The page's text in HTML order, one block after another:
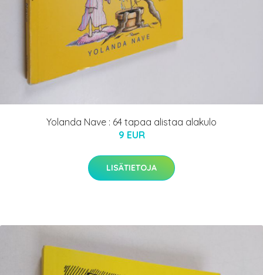
Yolanda Nave : 64 tapaa alistaa alakulo
9 EUR
LISÄTIETOJA